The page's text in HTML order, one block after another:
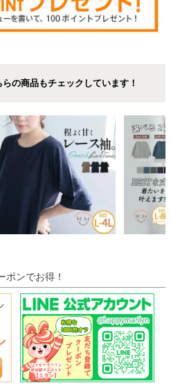
の商品もチェックしています！
ポンでお得！